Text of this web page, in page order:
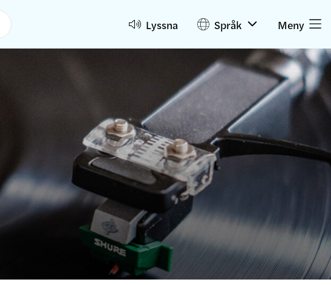
Lyssna Språk Meny